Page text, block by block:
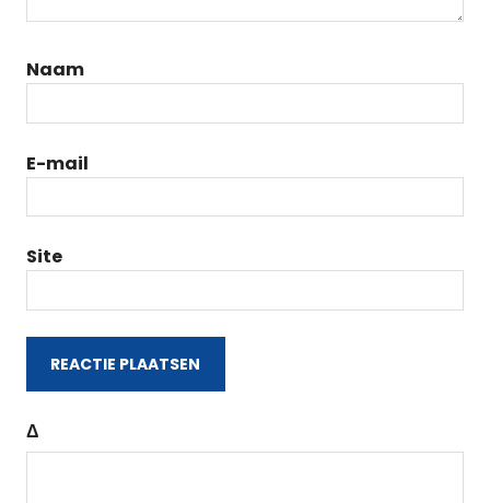
Naam
E-mail
Site
Δ